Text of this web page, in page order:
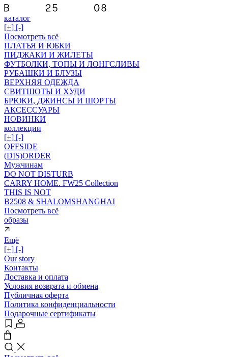
каталог
[+] [-]
Посмотреть всё
ПЛАТЬЯ И ЮБКИ
ПИДЖАКИ И ЖИЛЕТЫ
ФУТБОЛКИ, ТОПЫ И ЛОНГСЛИВЫ
РУБАШКИ И БЛУЗЫ
ВЕРХНЯЯ ОДЕЖДА
СВИТШОТЫ И ХУДИ
БРЮКИ, ДЖИНСЫ И ШОРТЫ
АКСЕССУАРЫ
НОВИНКИ
коллекции
[+] [-]
OFFSIDE
(DIS)ORDER
Мужчинам
DO NOT DISTURB
CARRY HOME. FW25 Collection
THIS IS NOT
B2508 & SHALOMSHANGHAI
Посмотреть всё
образы
Ещё
[+] [-]
Our story
Контакты
Доставка и оплата
Условия возврата и обмена
Публичная оферта
Политика конфиденциальности
Подарочные сертификаты